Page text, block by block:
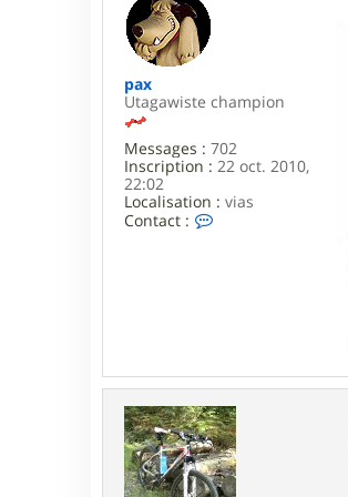
pax
Utagawiste champion
Messages : 702
Inscription : 22 oct. 2010,
22:02
Localisation : vias
Contact :
p
a
x